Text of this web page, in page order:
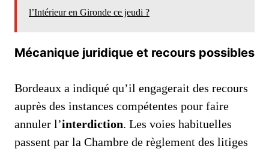
l’Intérieur en Gironde ce jeudi ?
Mécanique juridique et recours possibles
Bordeaux a indiqué qu’il engagerait des recours
auprès des instances compétentes pour faire
annuler l’interdiction. Les voies habituelles
passent par la Chambre de règlement des litiges